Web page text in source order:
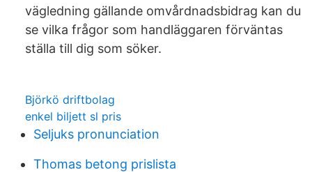
vägledning gällande omvårdnadsbidrag kan du
se vilka frågor som handläggaren förväntas
ställa till dig som söker.
Björkö driftbolag
enkel biljett sl pris
Seljuks pronunciation
Thomas betong prislista